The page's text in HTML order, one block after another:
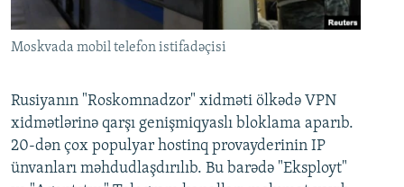
Moskvada mobil telefon istifadəçisi
Rusiyanın "Roskomnadzor" xidməti ölkədə VPN
xidmətlərinə qarşı genişmiqyaslı bloklama aparıb.
20-dən çox populyar hostinq provayderinin IP
ünvanları məhdudlaşdırılıb. Bu barədə "Eksployt"